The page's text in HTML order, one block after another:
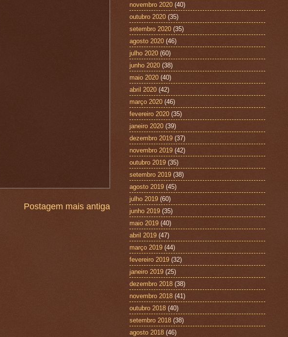
Postagem mais antiga
novembro 2020 (40)
outubro 2020 (35)
setembro 2020 (35)
agosto 2020 (46)
julho 2020 (60)
junho 2020 (38)
maio 2020 (40)
abril 2020 (42)
março 2020 (46)
fevereiro 2020 (35)
janeiro 2020 (39)
dezembro 2019 (37)
novembro 2019 (42)
outubro 2019 (35)
setembro 2019 (38)
agosto 2019 (45)
julho 2019 (60)
junho 2019 (35)
maio 2019 (40)
abril 2019 (47)
março 2019 (44)
fevereiro 2019 (32)
janeiro 2019 (25)
dezembro 2018 (38)
novembro 2018 (41)
outubro 2018 (40)
setembro 2018 (38)
agosto 2018 (46)